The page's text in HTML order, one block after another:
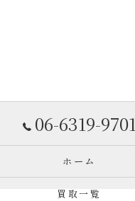
06-6319-9701
ホーム
買取一覧